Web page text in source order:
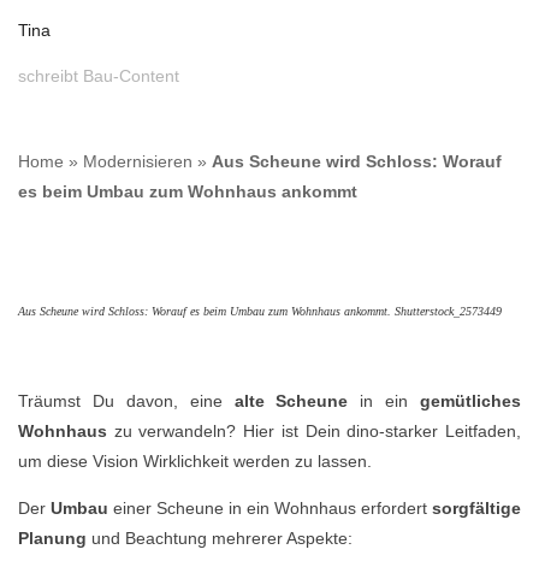
Tina
schreibt Bau-Content
Home » Modernisieren » Aus Scheune wird Schloss: Worauf
es beim Umbau zum Wohnhaus ankommt
Aus Scheune wird Schloss: Worauf es beim Umbau zum Wohnhaus ankommt. Shutterstock_2573449
Träumst Du davon, eine alte Scheune in ein gemütliches
Wohnhaus zu verwandeln? Hier ist Dein dino-starker Leitfaden,
um diese Vision Wirklichkeit werden zu lassen.
Der Umbau einer Scheune in ein Wohnhaus erfordert sorgfältige
Planung und Beachtung mehrerer Aspekte: